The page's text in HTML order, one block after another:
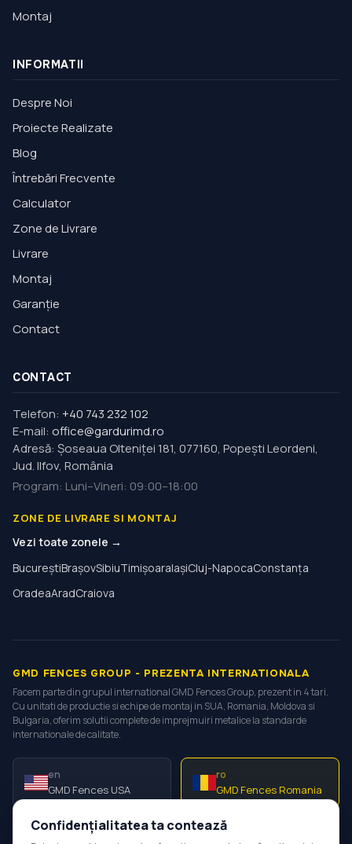
Montaj
INFORMATII
Despre Noi
Proiecte Realizate
Blog
Întrebări Frecvente
Calculator
Zone de Livrare
Livrare
Montaj
Garanție
Contact
CONTACT
Telefon: +40 743 232 102
E-mail: office@gardurimd.ro
Adresă: Şoseaua Olteniţei 181, 077160, Popești Leordeni,
Jud. Ilfov, România
Program: Luni–Vineri: 09:00–18:00
ZONE DE LIVRARE SI MONTAJ
Vezi toate zonele →
BucureștiBrașovSibiuTimișoaraIașiCluj-NapocaConstanța
OradeaAradCraiova
GMD FENCES GROUP - PREZENTA INTERNATIONALA
Facem parte din grupul international GMD Fences Group, prezent in 4 tari.
Cu unitati de productie si echipe de montaj in SUA, Romania, Moldova si
Bulgaria, oferim solutii complete de imprejmuiri metalice la standarde
internationale de calitate.
en
GMD Fences USA
ro
GMD Fences Romania
ro
Confidențialitatea ta contează